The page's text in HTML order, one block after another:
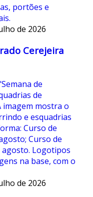
de 2026
Cerejeira
de 2026